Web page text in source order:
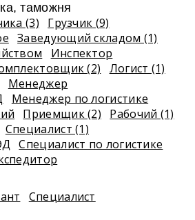
таможня
(3)
Грузчик (9)
Заведующий складом (1)
Инспектор
(2)
Логист (1)
Менеджер
Менеджер по логистике
Приемщик (2)
Рабочий (1)
Специалист (1)
Специалист по логистике
Специалист